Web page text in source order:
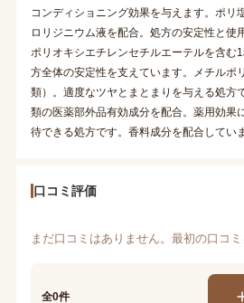
コンディショニング効果を与えます。ポリ
ロリジニウム液を配合。処方の安定性と使
ポリオキシエチレンセチルエーテルを含む
方全体の安定性を支えています。メチルポ
類）。適度なツヤとまとまりを与える処方
類の医薬部外品有効成分を配合。薬用効果
待できる処方です。香料成分を配合していま
口コミ評価
まだ口コミはありません。最初の口コ
全0件